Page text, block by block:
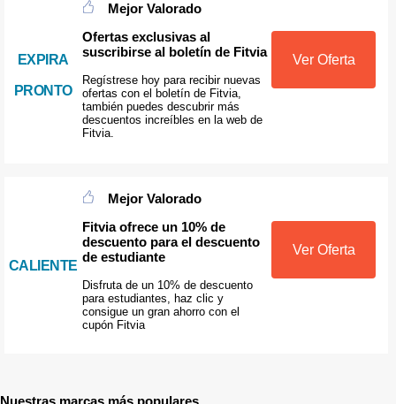
EXPIRA
PRONTO
Mejor Valorado
Ofertas exclusivas al
suscribirse al boletín de Fitvia
Regístrese hoy para recibir nuevas
ofertas con el boletín de Fitvia,
también puedes descubrir más
descuentos increíbles en la web de
Fitvia.
Ver Oferta
CALIENTE
Mejor Valorado
Fitvia ofrece un 10% de
descuento para el descuento
de estudiante
Disfruta de un 10% de descuento
para estudiantes, haz clic y
consigue un gran ahorro con el
cupón Fitvia
Ver Oferta